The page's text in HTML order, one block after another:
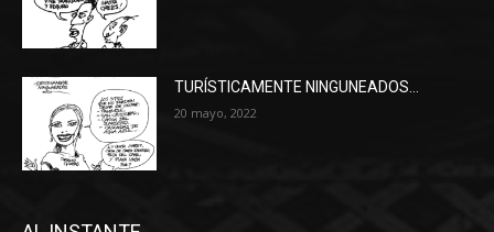
TURÍSTICAMENTE NINGUNEADOS…
20 mayo, 2022